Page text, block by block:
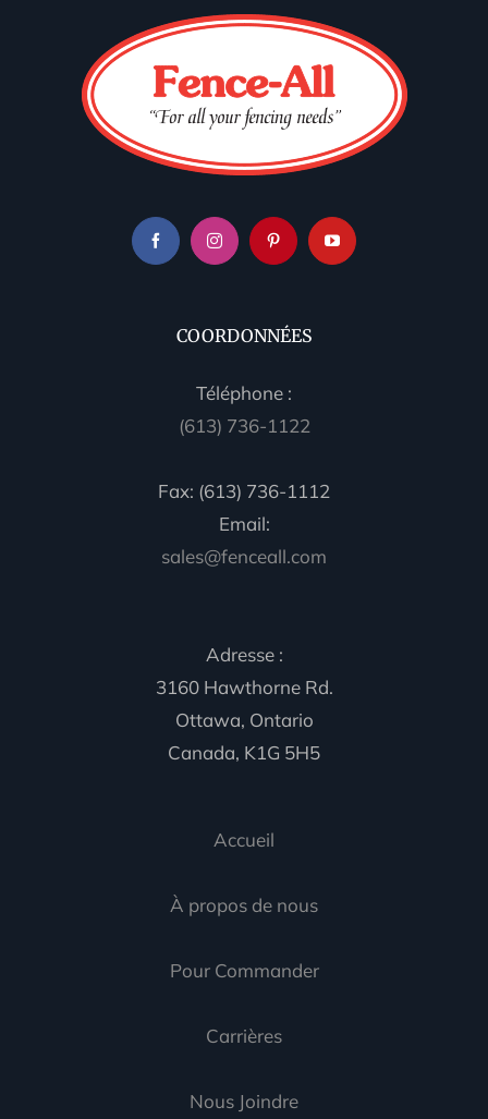
COORDONNÉES
Téléphone :
(613) 736-1122
Fax: (613) 736-1112
Email:
sales@fenceall.com
Adresse :
3160 Hawthorne Rd.
Ottawa, Ontario
Canada, K1G 5H5
Accueil
À propos de nous
Pour Commander
Carrières
Nous Joindre